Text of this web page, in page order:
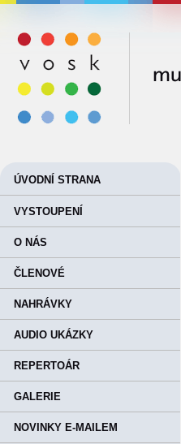
VOSK
ÚVODNÍ STRANA
VYSTOUPENÍ
O NÁS
ČLENOVÉ
NAHRÁVKY
AUDIO UKÁZKY
REPERTOÁR
GALERIE
NOVINKY E-MAILEM